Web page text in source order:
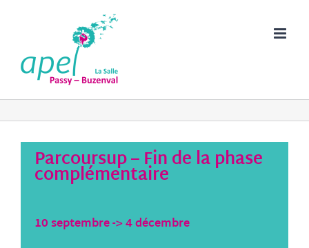
Parcoursup – Fin de la phase
complémentaire
10 septembre->4 décembre